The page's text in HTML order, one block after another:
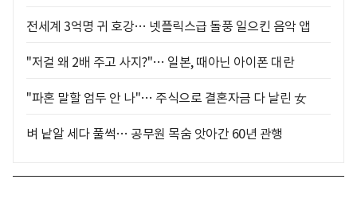
전세계 3억명 귀 호강… 넷플릭스급 돌풍 일으킨 음악 앱
"저걸 왜 2배 주고 사지?"… 일본, 때아닌 아이폰 대란
"파혼 말할 엄두 안 나"… 주식으로 결혼자금 다 날린 女
벼 낱알 세다 풀썩… 공무원 목숨 앗아간 60년 관행